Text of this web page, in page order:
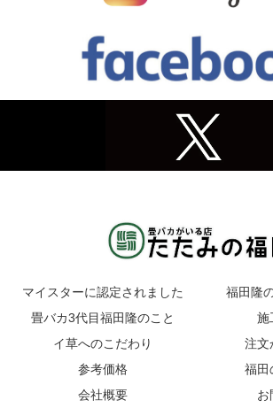
マイスターに認定されました
福田隆
畳バカ3代目福田隆のこと
施
イ草へのこだわり
注文
参考価格
福田
会社概要
お